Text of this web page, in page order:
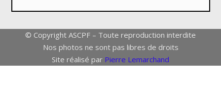
© Copyright ASCPF – Toute reproduction interdite
Nos photos ne sont pas libres de droits
Site réalisé par Pierre Lemarchand